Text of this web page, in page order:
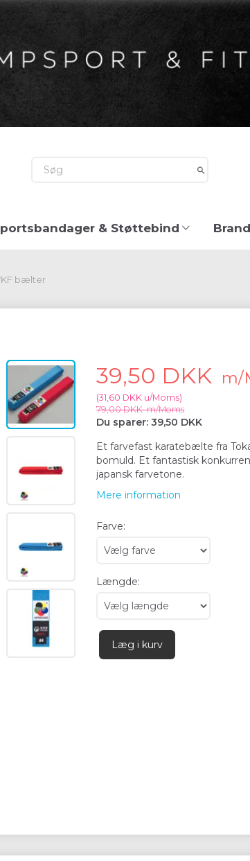
& Støttebind
bælter
39,50 DKK m/
(31,60 DKK u/Moms)
79,00 DKKm/Moms
Du sparer:39,50 DKK
Et farvefast karatebælte fra
bomuld. Et fantastisk
japansk farvetone.
Mere information
Farve:
Længde:
Læg i kurv